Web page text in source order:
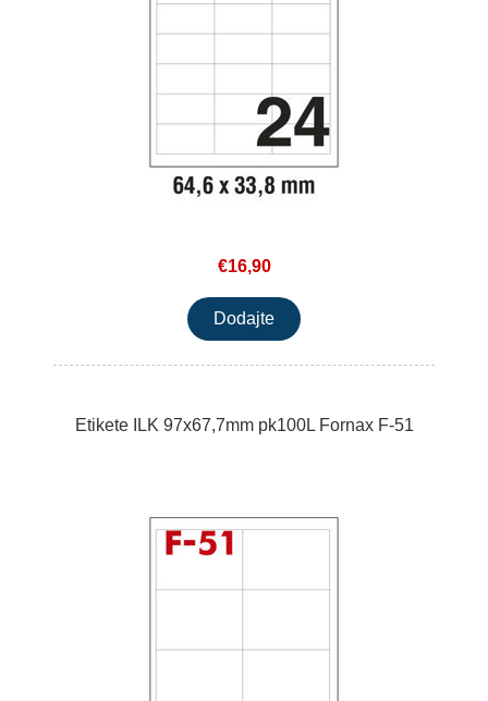
€16,90
Etikete ILK 97x67,7mm pk100L Fornax F-51